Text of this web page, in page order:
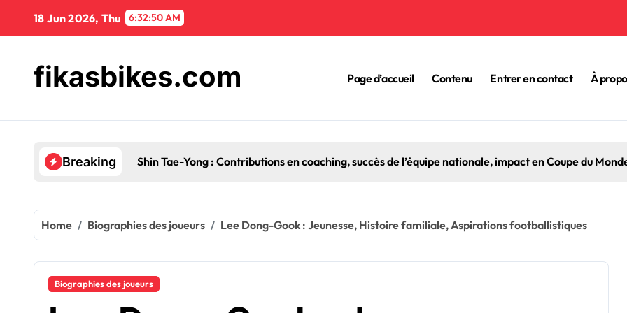
content
18 Jun 2026, Thu 6:32:51 AM
fikasbikes.com Page d’accueil Contenu Entrer en contact À
Breaking Shin Tae-Yong : Contributions en coaching, succès de l’équipe nationale, impact en Coupe du
Home Biographies des joueurs Lee Dong-Gook : Jeunesse, Histoire familiale, Aspirations footballistiques
Biographies des joueurs